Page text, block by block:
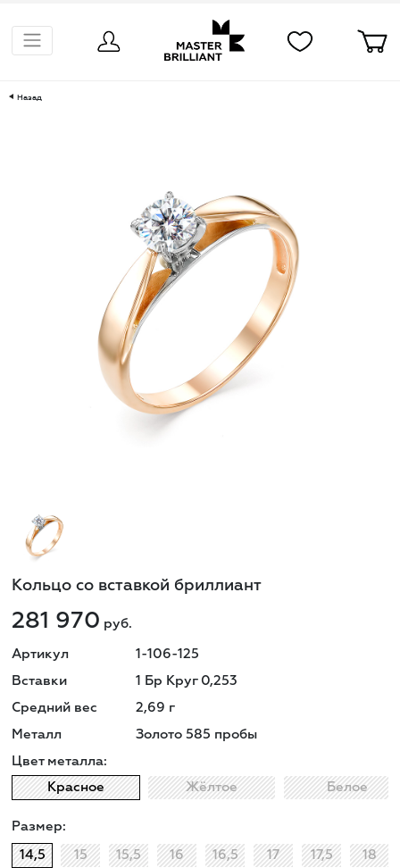
Назад
Кольцо со вставкой бриллиант
281 970 руб.
Артикул 1-106-125
Вставки 1 Бр Круг 0,253
Средний вес 2,69 г
Металл Золото 585 пробы
Цвет металла:
Красное Жёлтое Белое
Размер:
14,5 15 15,5 16 16,5 17 17,5 18